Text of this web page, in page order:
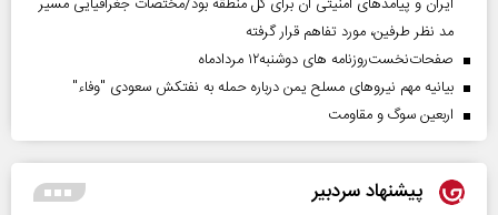
مد نظر طرفین، مورد تفاهم قرار گرفته
صفحات‌نخست‌روزنامه ها‌ی دوشنبه‌۱۲ مردادماه
بیانیه مهم نیروهای مسلح یمن درباره حمله به نفتکش سعودی "وفاء"
اربعین سوگ و مقاومت
پیشنهاد سردبیر